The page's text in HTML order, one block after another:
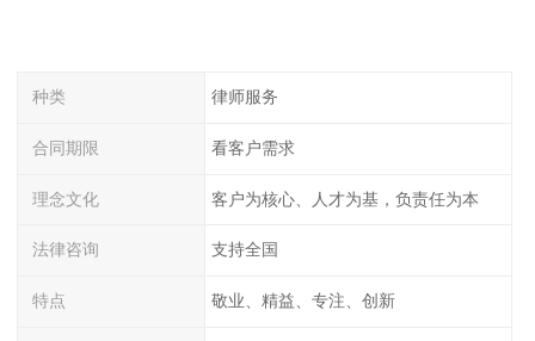
种类 律师服务
合同期限 看客户需求
理念文化 客户为核心、人才为基，负责任为本
法律咨询 支持全国
特点 敬业、精益、专注、创新